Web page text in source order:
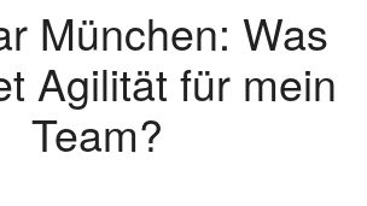
München: Was
Agilität für mein
Team?